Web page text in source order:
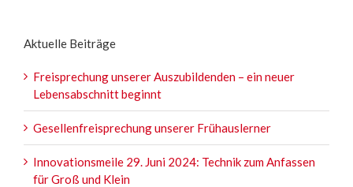
Aktuelle Beiträge
Freisprechung unserer Auszubildenden – ein neuer
Lebensabschnitt beginnt
Gesellenfreisprechung unserer Frühauslerner
Innovationsmeile 29. Juni 2024: Technik zum Anfassen
für Groß und Klein